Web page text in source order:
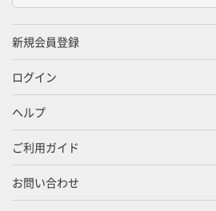
新規会員登録
ログイン
ヘルプ
ご利用ガイド
お問い合わせ